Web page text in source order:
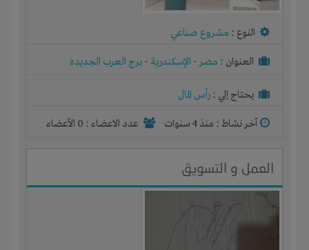
النوع : مشروع صناعي
العنوان : مصر- الإسكندرية - برج العرب الجديده
يحتاج إلي : رأس المال
آخر نشاط : منذ 4 سنوات عدد الاعضاء : 0 الأعضاء
العمل و التسويق